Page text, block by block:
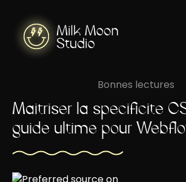
Bonnes lectures
Maîtriser la spécificité
guide ultime pour